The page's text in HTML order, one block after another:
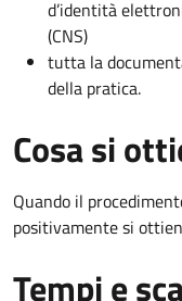
d’identità
(CNS)
tutta la
della pratica.
Cosa si
Quando il
positivamente si
Tempi e